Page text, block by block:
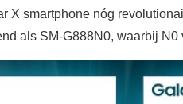
X smartphone nóg
als SM-G888N0, waarbij N0